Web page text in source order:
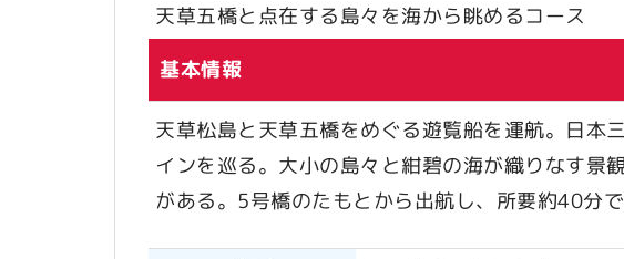
天草五橋と点在する島々を海から眺めるコース
基本情報
天草松島と天草五橋をめぐる遊覧船を運航。日本
インを巡る。大小の島々と紺碧の海が織りなす景
がある。5号橋のたもとから出航し、所要約40分で